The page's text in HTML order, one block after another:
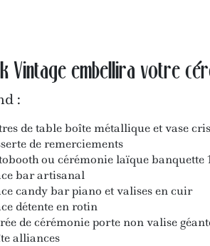
Vintage embellira votre
:
de table boîte métallique et vase
de remerciements
ou cérémonie laïque banquette
bar artisanal
candy bar piano et valises en cuir
détente en rotin
de cérémonie porte non valise
alliances